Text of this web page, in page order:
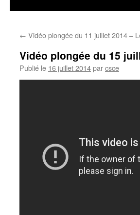
←
Publié le 16 juillet 2014parcsce